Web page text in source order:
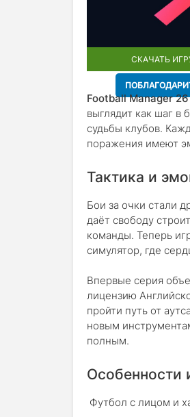
СКАЧАТЬ
Football Manager 26
выглядит как шаг
судьбы клубов.
поражения имеют
Тактика и
Бои за очки стали
даёт свободу
команды. Теперь
симулятор, где
Впервые серия
лицензию
пройти путь от
новым
полным.
Особенности
Футбол с лицом и